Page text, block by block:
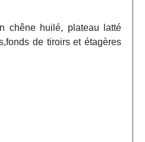
chêne huilé, plateau latté
de tiroirs et étagères